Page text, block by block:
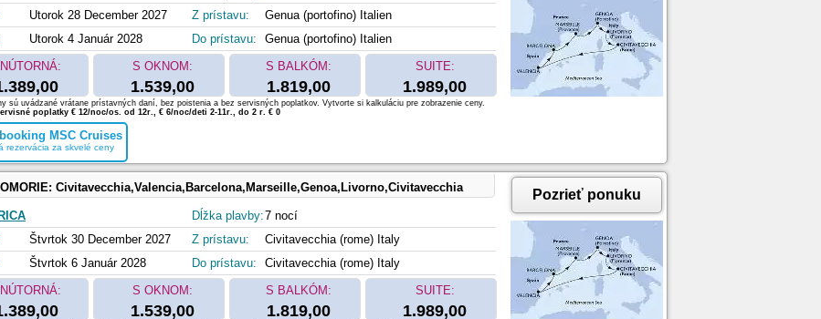
Utorok 28 December 2027
Utorok 4 Január 2028
Z prístavu:
Genua (portofino) Italien
Do prístavu:
Genua (portofino) Italien
S OKNOM:
1.539,00
S BALKÓM:
1.819,00
SUITE:
1.989,00
MSC Cruises
rezervácia za skvelé ceny
sú uvádzané vrátane prístavných daní, bez poistenia a bez servisných poplatkov. Vytvorte si kalkuláciu pre zobrazenie ceny.
poplatky € 12/noc/os. od 12r., € 6/noc/deti 2-11r., do 2 r. € 0
Civitavecchia,Valencia,Barcelona,Marseille,Genoa,Livorno,Civitavecchia
Štvrtok 30 December 2027
Štvrtok 6 Január 2028
Dĺžka plavby:7 nocí
Z prístavu:
Civitavecchia (rome) Italy
Do prístavu:
Civitavecchia (rome) Italy
S OKNOM:
1.539,00
S BALKÓM:
1.819,00
SUITE:
1.989,00
Pozrieť ponuku